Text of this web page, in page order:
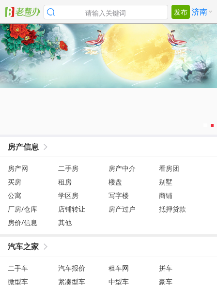
请输入关键词 发布 济南
房产信息
房产网 二手房 房产中介
看房团
买房
租房 楼盘
别墅
公寓
学区房 写字楼
商铺
厂房/仓库
店铺转让 房产过户
抵押贷款
房价/信息
其他
汽车之家
二手车 汽车报价 租车网
拼车
微型车
紧凑型车 中型车
豪车